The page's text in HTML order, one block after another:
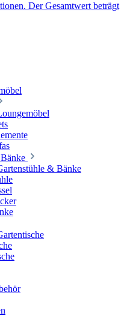
Der Gesamtwert beträgt
& Bänke